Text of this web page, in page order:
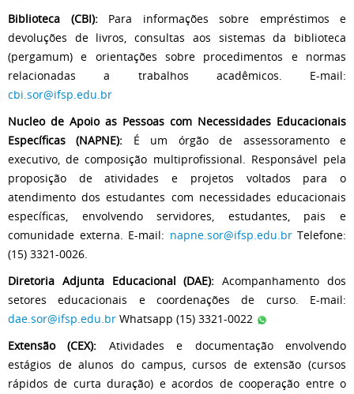
Biblioteca (CBI):Para informações sobre empréstimos e
devoluções de livros, consultas aos sistemas da biblioteca
(pergamum) e orientações sobre procedimentos e normas
relacionadas a trabalhos acadêmicos. E-mail:
cbi.sor@ifsp.edu.br
Nucleo de Apoio as Pessoas com Necessidades Educacionais
Específicas (NAPNE): É um órgão de assessoramento e
executivo, de composição multiprofissional. Responsável pela
proposição de atividades e projetos voltados para o
atendimento dos estudantes com necessidades educacionais
específicas, envolvendo servidores, estudantes, pais e
comunidade externa. E-mail: napne.sor@ifsp.edu.brTelefone:
(15) 3321-0026.
Diretoria Adjunta Educacional (DAE): Acompanhamento dos
setores educacionais e coordenações de curso. E-mail:
dae.sor@ifsp.edu.br Whatsapp (15) 3321-0022
Extensão (CEX): Atividades e documentação envolvendo
estágios de alunos do campus, cursos de extensão (cursos
rápidos de curta duração) e acordos de cooperação entre o